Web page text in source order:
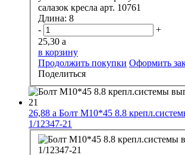
салазок кресла арт. 10761
Длина: 8
-
+
25,30 a
в корзину
Продолжить покупки Оформить
Поделиться
26,88 a Болт М10*45 8.8
1/12347-21